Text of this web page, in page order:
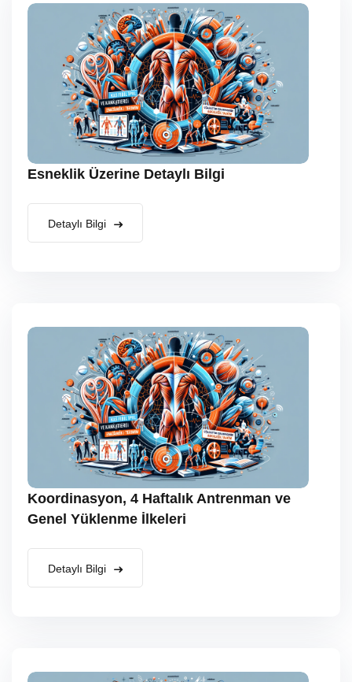
Esneklik Üzerine Detaylı Bilgi
Detaylı Bilgi
Koordinasyon, 4 Haftalık Antrenman ve
Genel Yüklenme İlkeleri
Detaylı Bilgi